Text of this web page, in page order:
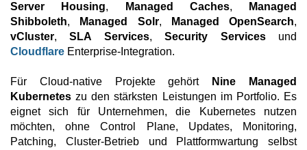
Server Housing, Managed Caches,
Managed
Shibboleth, Managed Solr, Managed OpenSearch,
vCluster,SLA Services,Security Servicesund
Cloudflare Enterprise-Integration.
Für Cloud-native Projekte gehört
Nine Managed
Kubernetes zu den stärksten Leistungen im Portfolio. Es
eignet sich für Unternehmen, die Kubernetes nutzen
möchten, ohne Control Plane, Updates, Monitoring,
Patching, Cluster-Betrieb und Plattformwartung selbst